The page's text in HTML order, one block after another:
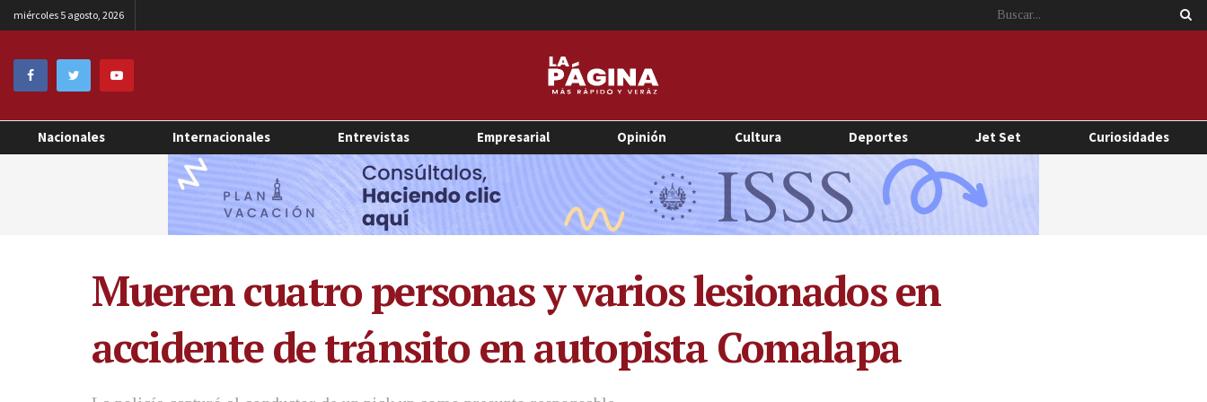
miércoles 5 agosto, 2026
Nacionales Internacionales Entrevistas Empresarial Opinión Cultura Deportes Jet Set Curiosidades
Mueren cuatro personas y varios lesionados en
accidente de tránsito en autopista Comalapa